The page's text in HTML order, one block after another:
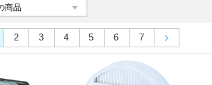
2 3 4 5 6 7